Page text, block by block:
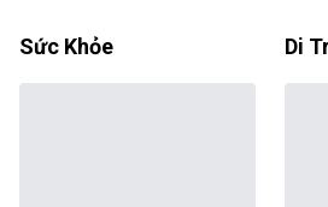
Sức Khỏe Di